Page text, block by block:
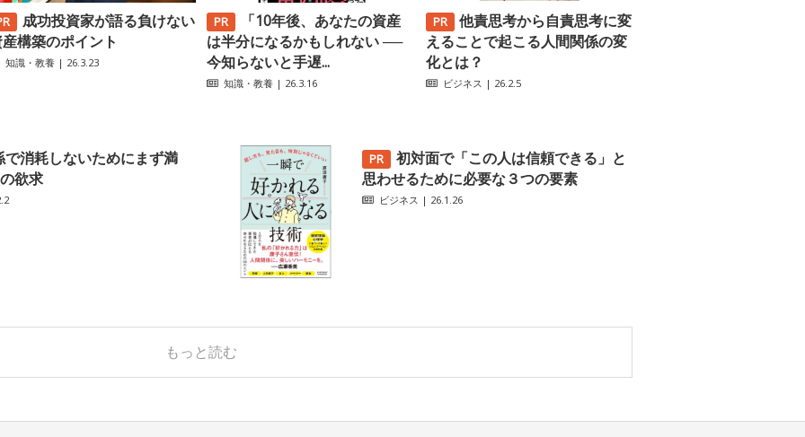
成功投資家が語る負けない
構築のポイント
知識・教養 | 26.3.23
「10年後、あなたの資産
は半分になるかもしれない ──
今知らないと手遅...
知識・教養 | 26.3.16
他責思考から自責思考に変
えることで起こる人間関係の変
化とは？
ビジネス | 26.2.5
で消耗しないためにまず満
欲求
初対面で「この人は信頼できる」と
思わせるために必要な３つの要素
ビジネス | 26.1.26
もっと読む